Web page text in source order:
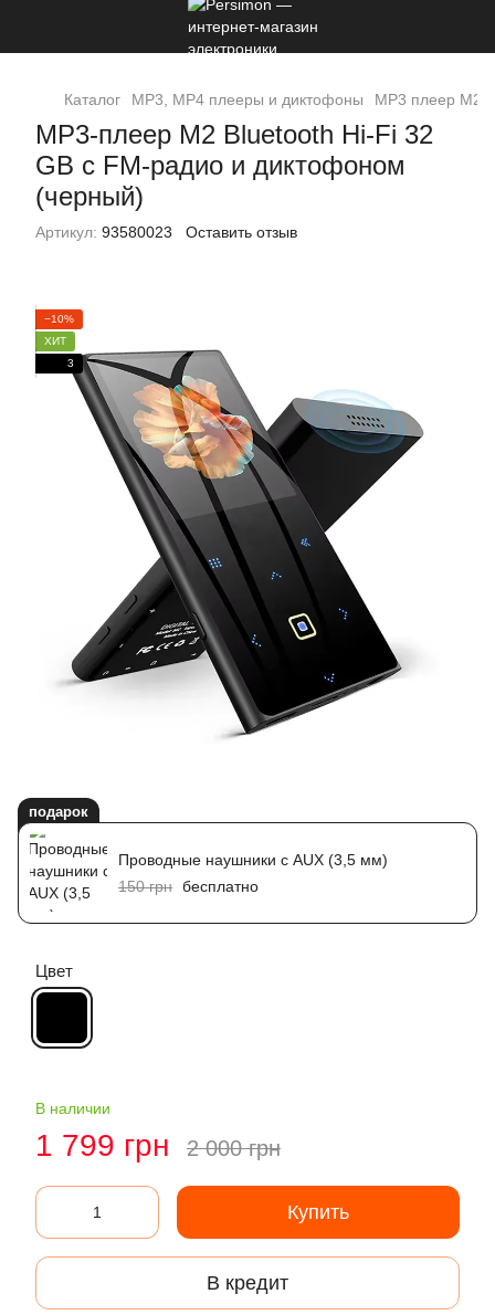
Каталог MP3, MP4 плееры и диктофоны MP3 плеер M2
MP3-плеер M2 Bluetooth Hi-Fi 32
GB с FM-радио и диктофоном
(черный)
Артикул: 93580023 Оставить отзыв
−10%
ХИТ
3
подарок
Проводные наушники с AUX (3,5 мм)
150 грн бесплатно
Цвет
В наличии
1 799 грн 2 000 грн
Купить
В кредит